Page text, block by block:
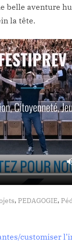
belle aventure
la tête.
,PEDAGOGIE,
customiser